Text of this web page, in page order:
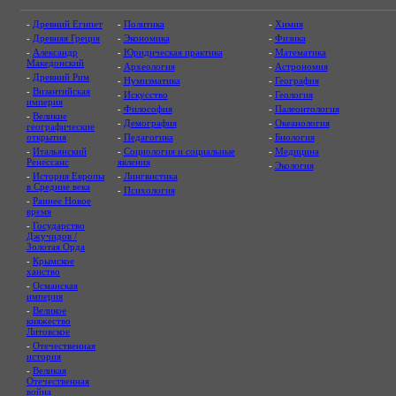
- Древний Египет
- Древняя Греция
- Александр
Македонский
- Древний Рим
- Византийская
империя
- Великие
географические
открытия
- Итальянский
Ренессанс
- История Европы
в Средние века
- Раннее Новое
время
- Государство
Джучидов /
Золотая Орда
- Крымское
ханство
- Османская
империя
- Великое
княжество
Литовское
- Отечественная
история
- Великая
Отечественная
война
- Политика
- Экономика
- Юридическая практика
- Археология
- Нумизматика
- Искусство
- Философия
- Демография
- Педагогика
- Социология и социальные
явления
- Лингвистика
- Психология
- Химия
- Физика
- Математика
- Астрономия
- География
- Геология
- Палеонтология
- Океанология
- Биология
- Медицина
- Экология